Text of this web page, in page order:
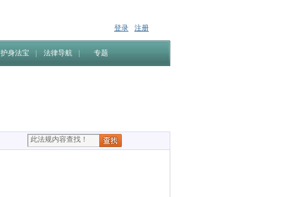
登录 注册
护身法宝 法律导航 专题